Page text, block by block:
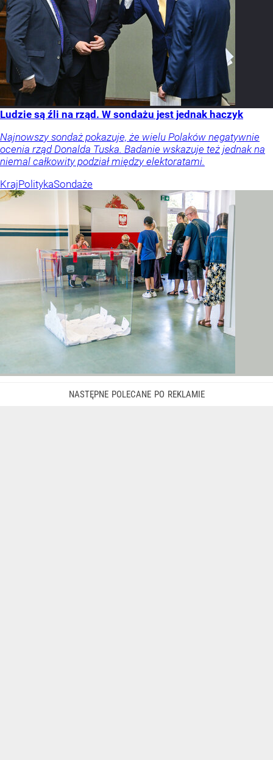
Ludzie są źli na rząd. W sondażu jest jednak haczyk
Najnowszy sondaż pokazuje, że wielu Polaków negatywnie
ocenia rząd Donalda Tuska. Badanie wskazuje też jednak na
niemal całkowity podział między elektoratami.
KrajPolitykaSondaże